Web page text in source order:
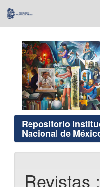
navigation
Repositorio
Nacional de
Revistas